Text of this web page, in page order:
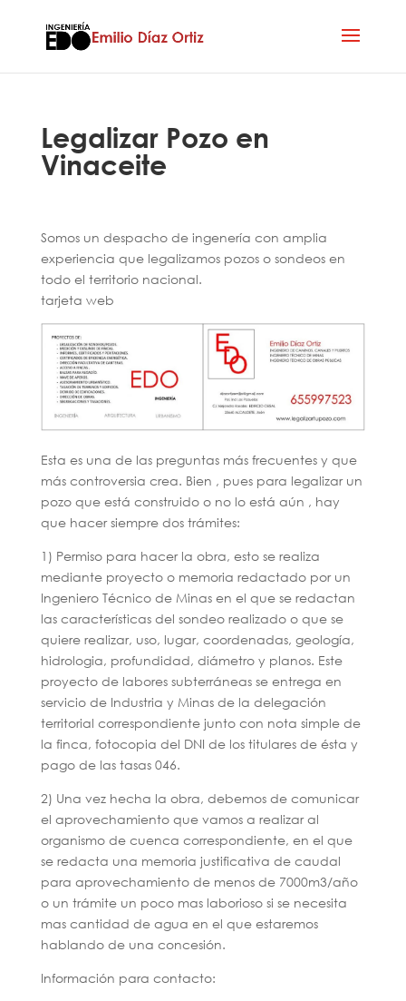
Legalizar Pozo en
Vinaceite
Somos un despacho de ingenería con amplia
experiencia que legalizamos pozos o sondeos en
todo el territorio nacional.
tarjeta web
Esta es una de las preguntas más frecuentes y que
más controversia crea. Bien , pues para legalizar un
pozo que está construido o no lo está aún , hay
que hacer siempre dos trámites:
1) Permiso para hacer la obra, esto se realiza
mediante proyecto o memoria redactado por un
Ingeniero Técnico de Minas en el que se redactan
las características del sondeo realizado o que se
quiere realizar, uso, lugar, coordenadas, geología,
hidrologia, profundidad, diámetro y planos. Este
proyecto de labores subterráneas se entrega en
servicio de Industria y Minas de la delegación
territorial correspondiente junto con nota simple de
la finca, fotocopia del DNI de los titulares de ésta y
pago de las tasas 046.
2) Una vez hecha la obra, debemos de comunicar
el aprovechamiento que vamos a realizar al
organismo de cuenca correspondiente, en el que
se redacta una memoria justificativa de caudal
para aprovechamiento de menos de 7000m3/año
o un trámite un poco mas laborioso si se necesita
mas cantidad de agua en el que estaremos
hablando de una concesión.
Información para contacto: